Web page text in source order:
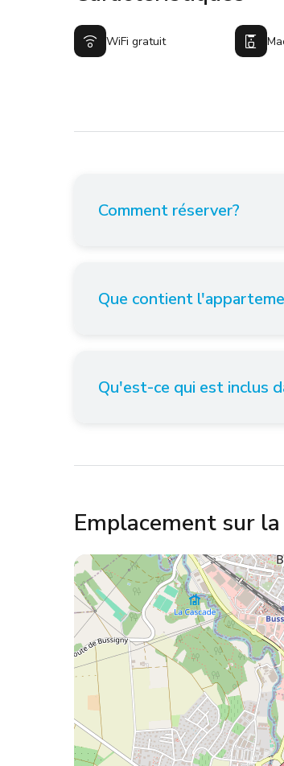
WiFi gratuit
Comment réserver?
Que contient
Qu'est-ce qui est inclus
Emplacement sur